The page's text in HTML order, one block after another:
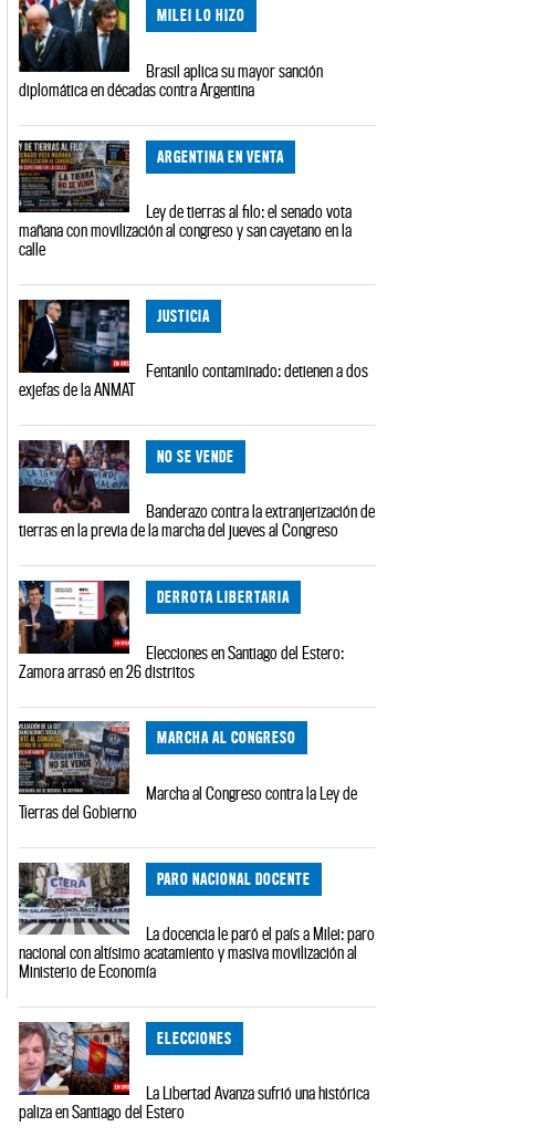
MILEI LO HIZO
Brasil aplica su mayor sanción
diplomática en décadas contra Argentina
ARGENTINA EN VENTA
Ley de tierras al filo: el senado vota
mañana con movilización al congreso y san cayetano en la
calle
JUSTICIA
Fentanilo contaminado: detienen a dos
exjefas de la ANMAT
NO SE VENDE
Banderazo contra la extranjerización de
tierras en la previa de la marcha del jueves al Congreso
DERROTA LIBERTARIA
Elecciones en Santiago del Estero:
Zamora arrasó en 26 distritos
MARCHA AL CONGRESO
Marcha al Congreso contra la Ley de
Tierras del Gobierno
PARO NACIONAL DOCENTE
La docencia le paró el país a Milei: paro
nacional con altísimo acatamiento y masiva movilización al
Ministerio de Economía
ELECCIONES
La Libertad Avanza sufrió una histórica
paliza en Santiago del Estero